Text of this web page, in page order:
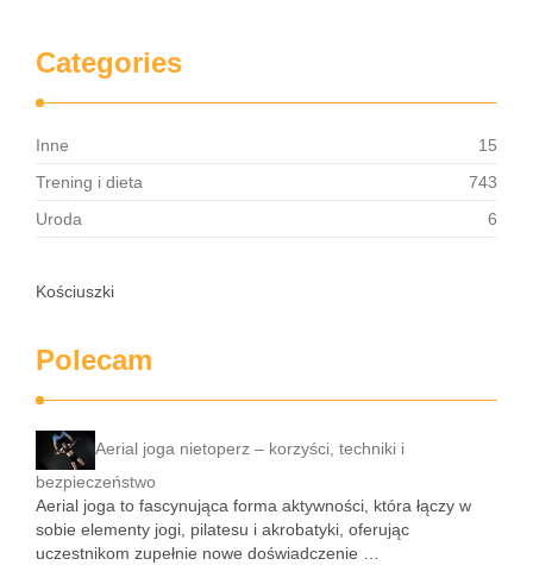
Categories
Inne
15
Trening i dieta
743
Uroda
6
Kościuszki
Polecam
Aerial joga nietoperz – korzyści, techniki i
bezpieczeństwo
Aerial joga to fascynująca forma aktywności, która łączy w
sobie elementy jogi, pilatesu i akrobatyki, oferując
uczestnikom zupełnie nowe doświadczenie …